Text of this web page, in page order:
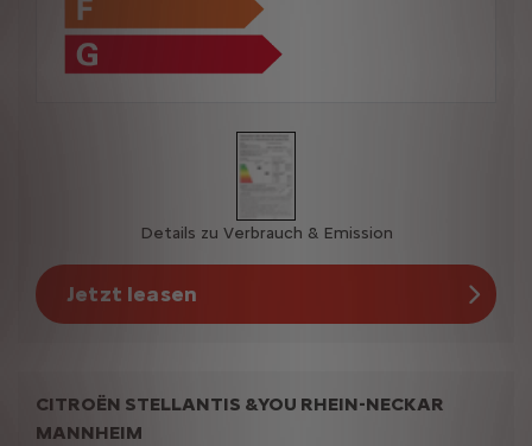
Details zu Verbrauch & Emission
Jetzt leasen
CITROËN STELLANTIS &YOU RHEIN-NECKAR
MANNHEIM